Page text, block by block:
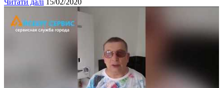
Читати далі 15/02/2020